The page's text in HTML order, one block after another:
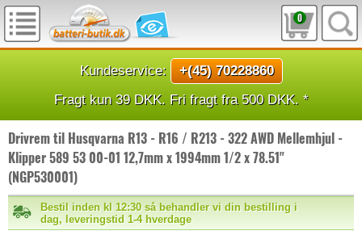
0
Kundeservice:
+(45) 70228860
Fragt kun 39 DKK. Fri fragt fra 500 DKK. *
Drivrem til Husqvarna R13 - R16 / R213 - 322 AWD Mellemhjul -
Klipper 589 53 00-01 12,7mm x 1994mm 1/2 x 78.51"
(NGP530001)
Bestil inden kl 12:30 så behandler vi din bestilling i
dag, leveringstid 1-4 hverdage